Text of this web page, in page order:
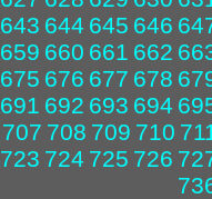
643 644 645 646
659 660 661 662
675 676 677 678
691 692 693 694
707 708 709 710
723 724 725 726